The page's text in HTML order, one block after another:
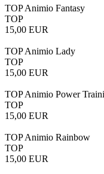
TOP Animio Fantasy
TOP
15,00 EUR
TOP Animio Lady
TOP
15,00 EUR
TOP Animio Power
TOP
15,00 EUR
TOP Animio Rainbow
TOP
15,00 EUR